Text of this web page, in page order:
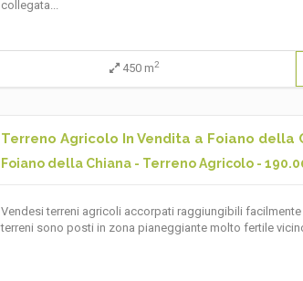
collegata...
450 m2
Terreno Agricolo In Vendita a Foiano della
Foiano della Chiana - Terreno Agricolo -
Vendesi terreni agricoli accorpati raggiungibili facilmente
terreni sono posti in zona pianeggiante molto fertile